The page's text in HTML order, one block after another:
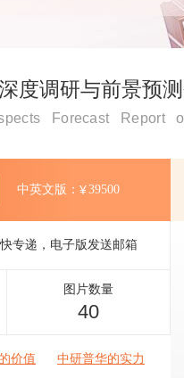
度调研与前景预
Forecast
中英文版： ¥39500
专递，电子版发送邮箱
图片数量
40
价值 中研普华的实力